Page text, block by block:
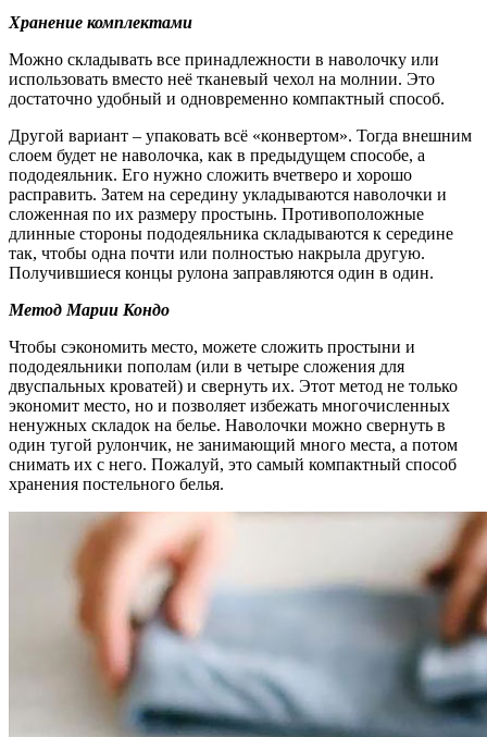
Хранение комплектами
Можно складывать все принадлежности в наволочку или
использовать вместо неё тканевый чехол на молнии. Это
достаточно удобный и одновременно компактный способ.
Другой вариант – упаковать всё «конвертом». Тогда внешним
слоем будет не наволочка, как в предыдущем способе, а
пододеяльник. Его нужно сложить вчетверо и хорошо
расправить. Затем на середину укладываются наволочки и
сложенная по их размеру простынь. Противоположные
длинные стороны пододеяльника складываются к середине
так, чтобы одна почти или полностью накрыла другую.
Получившиеся концы рулона заправляются один в один.
Метод Марии Кондо
Чтобы сэкономить место, можете сложить простыни и
пододеяльники пополам (или в четыре сложения для
двуспальных кроватей) и свернуть их. Этот метод не только
экономит место, но и позволяет избежать многочисленных
ненужных складок на белье. Наволочки можно свернуть в
один тугой рулончик, не занимающий много места, а потом
снимать их с него. Пожалуй, это самый компактный способ
хранения постельного белья.